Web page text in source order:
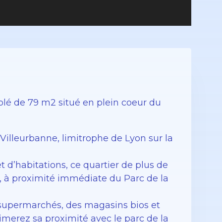
de 79 m2 situé en plein coeur du
limitrophe de Lyon sur la
d’habitations, ce quartier de plus de
proximité immédiate du Parc de la
des magasins bios et
sa proximité avec le parc de la